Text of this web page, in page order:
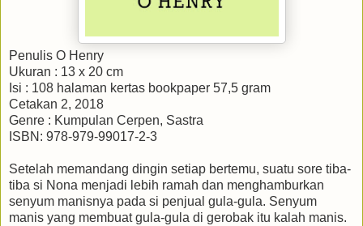
Penulis O Henry
Ukuran : 13 x 20 cm
Isi : 108 halaman kertas bookpaper 57,5 gram
Cetakan 2, 2018
Genre : Kumpulan Cerpen, Sastra
ISBN: 978-979-99017-2-3
Setelah memandang dingin setiap bertemu, suatu sore tiba-
tiba si Nona menjadi lebih ramah dan menghamburkan
senyum manisnya pada si penjual gula-gula. Senyum
manis yang membuat gula-gula di gerobak itu kalah manis.